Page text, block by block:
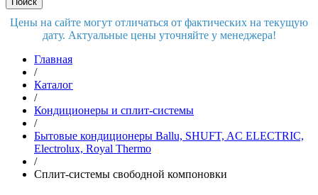
Цены на сайте могут отличаться от фактических на текущую
дату. Актуальные цены уточняйте у менеджера!
Главная
/
Каталог
/
Кондиционеры и сплит-системы
/
Бытовые кондиционеры Ballu, SHUFT, AC ELECTRIC,
Electrolux, Royal Thermo
/
Сплит-системы свободной компоновки